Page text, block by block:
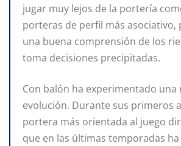
jugar muy lejos de la portería
porteras de perfil más asociativo,
una buena comprensión de los
toma decisiones precipitadas.
Con balón ha experimentado una
evolución. Durante sus primeros
portera más orientada al juego
que en las últimas temporadas